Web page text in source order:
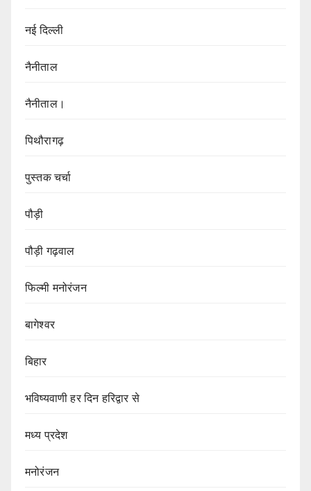
नई दिल्ली
नैनीताल
नैनीताल।
पिथौरागढ़
पुस्तक चर्चा
पौड़ी
पौड़ी गढ़वाल
फिल्मी मनोरंजन
बागेश्वर
बिहार
भविष्यवाणी हर दिन हरिद्वार से
मध्य प्रदेश
मनोरंजन